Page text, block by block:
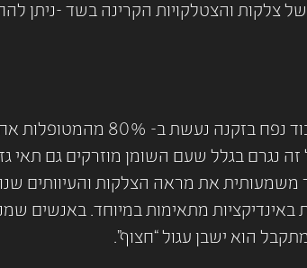
צלקות והצטלקויות הקרינה בשד -ניתן
זה נגרם בגלל שעם השומן מוזרקים גם
את מראה הצלקות והעיוותים
מתאימות במיוחד. באנשים
הוא ישבן עגול “חצוף”.